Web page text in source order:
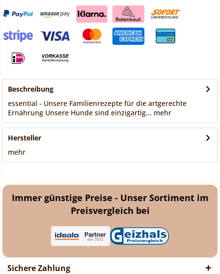
Beschreibung
essential - Unsere Familienrezepte für die artgerechte
Ernährung Unsere Hunde sind einzigartig... mehr
Hersteller
mehr
Immer günstige Preise - Unser Sortiment im
Preisvergleich bei
Sichere Zahlung